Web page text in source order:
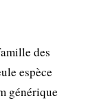
des
espèce
générique